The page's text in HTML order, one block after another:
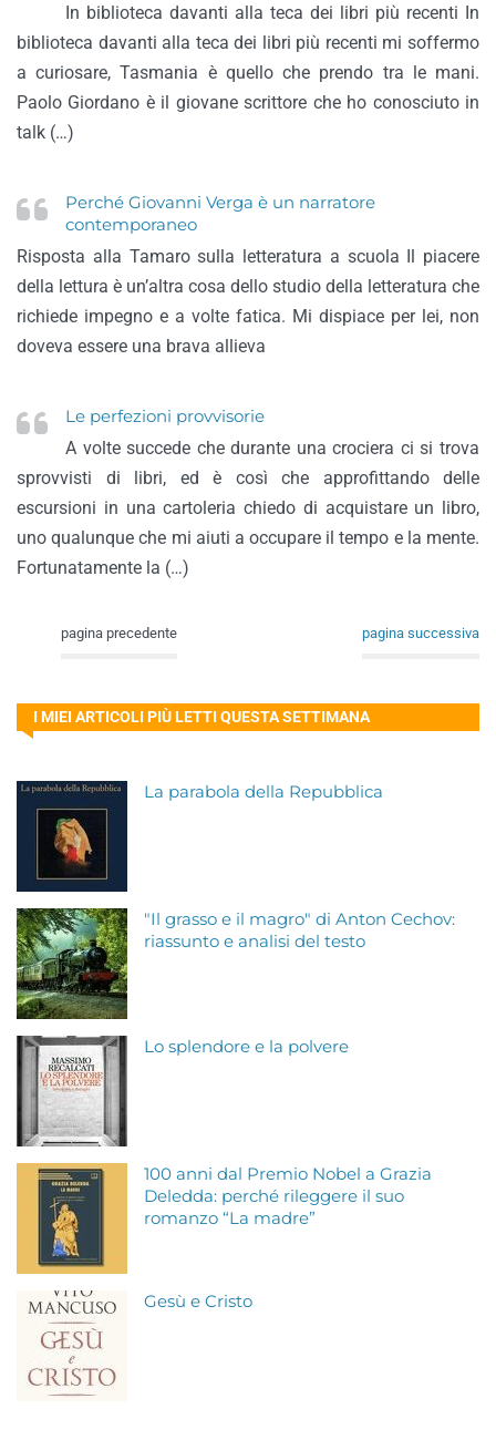
In biblioteca davanti alla teca dei libri più recenti In
biblioteca davanti alla teca dei libri più recenti mi soffermo
a curiosare, Tasmania è quello che prendo tra le mani.
Paolo Giordano è il giovane scrittore che ho conosciuto in
talk (…)
Perché Giovanni Verga è un narratore
contemporaneo
Risposta alla Tamaro sulla letteratura a scuola Il piacere
della lettura è un’altra cosa dello studio della letteratura che
richiede impegno e a volte fatica. Mi dispiace per lei, non
doveva essere una brava allieva
Le perfezioni provvisorie
A volte succede che durante una crociera ci si trova
sprovvisti di libri, ed è così che approfittando delle
escursioni in una cartoleria chiedo di acquistare un libro,
uno qualunque che mi aiuti a occupare il tempo e la mente.
Fortunatamente la (…)
pagina precedente pagina successiva
I MIEI ARTICOLI PIÙ LETTI QUESTA SETTIMANA
La parabola della Repubblica
"Il grasso e il magro" di Anton Cechov:
riassunto e analisi del testo
Lo splendore e la polvere
100 anni dal Premio Nobel a Grazia
Deledda: perché rileggere il suo
romanzo “La madre”
Gesù e Cristo